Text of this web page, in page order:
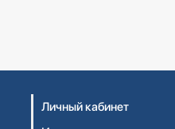
Личный кабинет